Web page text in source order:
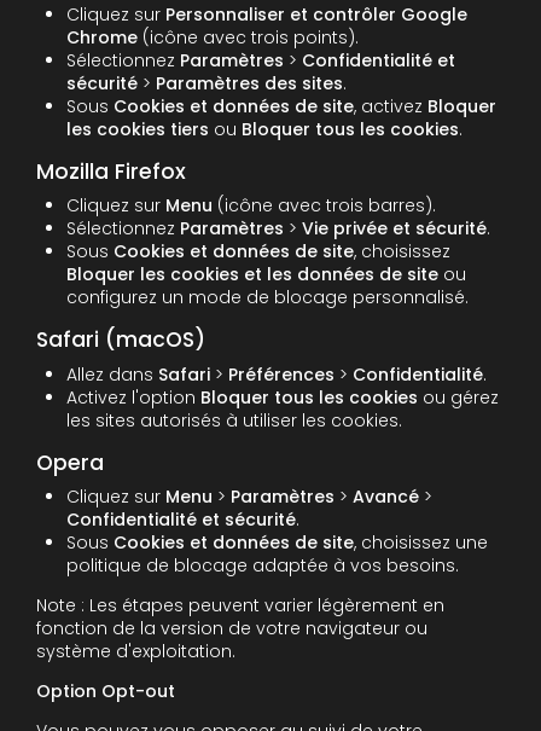
Cliquez sur Personnaliser et contrôler Google
Chrome (icône avec trois points).
Sélectionnez Paramètres > Confidentialité et
sécurité > Paramètres des sites.
Sous Cookies et données de site, activez Bloquer
les cookies tiers ou Bloquer tous les cookies.
Mozilla Firefox
Cliquez sur Menu (icône avec trois barres).
Sélectionnez Paramètres >Vie privée et sécurité.
Sous Cookies et données de site, choisissez
Bloquer les cookies et les données de site ou
configurez un mode de blocage personnalisé.
Safari (macOS)
Allez dans Safari > Préférences > Confidentialité.
Activez l'option Bloquer tous les cookies ou gérez
les sites autorisés à utiliser les cookies.
Opera
Cliquez sur Menu > Paramètres >Avancé >
Confidentialité et sécurité.
Sous Cookies et données de site, choisissez une
politique de blocage adaptée à vos besoins.
Note : Les étapes peuvent varier légèrement en
fonction de la version de votre navigateur ou
système d'exploitation.
Option Opt-out